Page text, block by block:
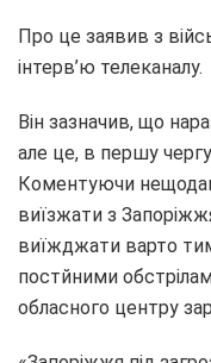
Про це заявив з
інтерв’ю телеканалу.
Він зазначив, що
але це, в першу
Коментуючи
виїзжати з
виїжджати варто
постйними
обласного центру